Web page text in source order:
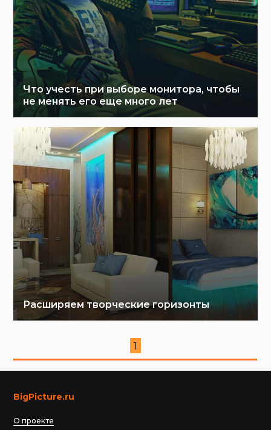
Что учесть при выборе монитора, чтобы
не менять его еще много лет
Расширяем творческие горизонты
1
BigPicture.ru
О проекте